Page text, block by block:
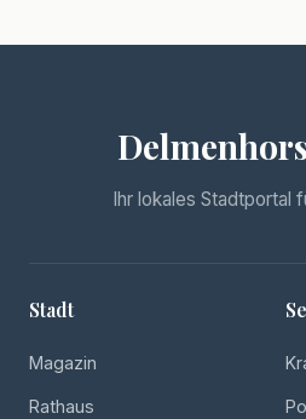
Ihr lokales Stadtportal
Stadt
Magazin
Rathaus